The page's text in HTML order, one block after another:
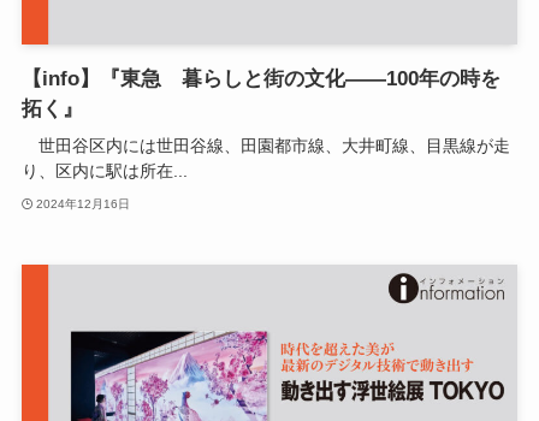
【info】『東急 暮らしと街の文化――100年の時を
拓く』
世田谷区内には世田谷線、田園都市線、大井町線、目黒線が走
り、区内に駅は所在...
2024年12月16日